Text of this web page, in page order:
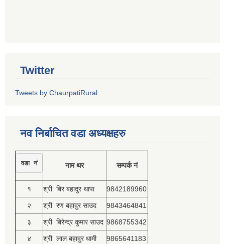
Twitter
Tweets by ChaurpatiRural
नव निर्बाचित वडा अध्यक्षहरु
वडा नं नाम थर सम्पर्क नं
१ श्री बिर बहादुर थापा 9842189960
२ श्री रण बहादुर साउद 9843464841
३ श्री बिरेन्द्र कुमार साउद 9868755342
४ श्री लाल बहादुर धामी 9865641183